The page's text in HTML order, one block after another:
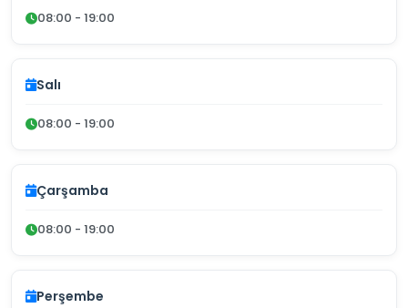
08:00 - 19:00
Salı
08:00 - 19:00
Çarşamba
08:00 - 19:00
Perşembe